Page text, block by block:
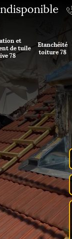
et
de tuile
78
Etanchéité
toiture 78